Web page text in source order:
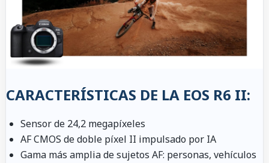
CARACTERÍSTICAS DE LA EOS R6 II:
Sensor de 24,2 megapíxeles
AF CMOS de doble píxel II impulsado por IA
Gama más amplia de sujetos AF: personas, vehículos